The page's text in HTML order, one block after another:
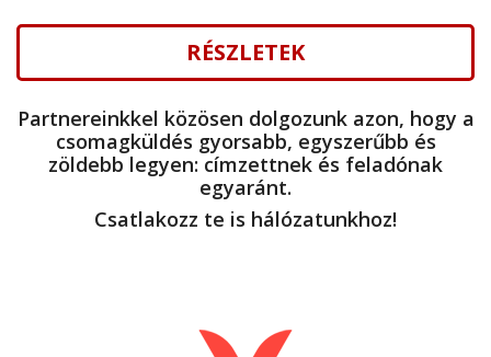
RÉSZLETEK
Partnereinkkel közösen dolgozunk azon, hogy a
csomagküldés gyorsabb, egyszerűbb és
zöldebb legyen: címzettnek és feladónak
egyaránt.
Csatlakozz te is hálózatunkhoz!